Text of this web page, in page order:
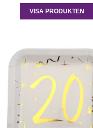
VISA PRODUKTEN